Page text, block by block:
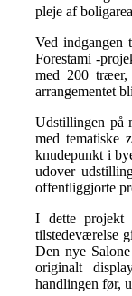
pleje af
Ved indgangen
Forestami -
med 200
arrangementet
Udstillingen på
med tematiske
knudepunkt i
udover
offentliggjorte
I dette projekt
tilstedeværelse
Den nye
originalt
handlingen før,